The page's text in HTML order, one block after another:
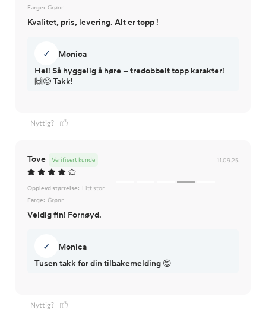
Farge: Grønn
Kvalitet, pris, levering. Alt er topp !
✓
Monica
Hei! Så hyggelig å høre – tredobbelt topp karakter!
🙌😊 Takk!
Nyttig?
Tove 11.09.25
Verifisert kunde
Opplevd størrelse: Litt stor
Farge: Grønn
Veldig fin! Fornøyd.
✓
Monica
Tusen takk for din tilbakemelding 😊
Nyttig?